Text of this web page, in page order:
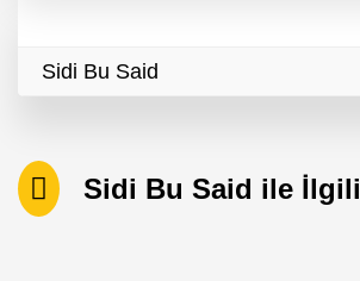
Sidi Bu Said
Sidi Bu Said ile İlgili